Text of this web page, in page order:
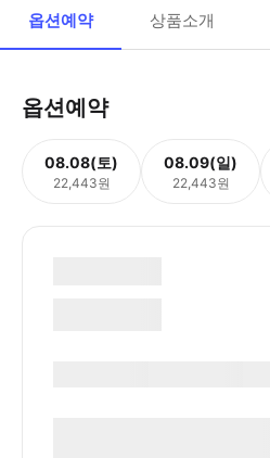
옵션예약 상품소개
옵션예약
08.08(토)
22,443원
08.09(일)
22,443원